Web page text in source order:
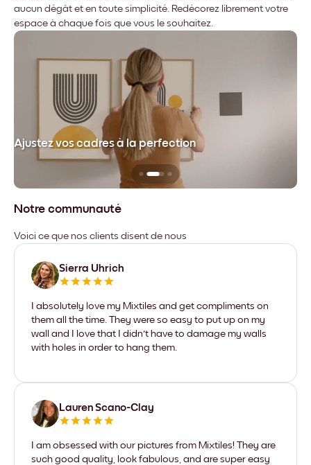
aucun dégât et en toute simplicité. Redécorez librement votre
espace à chaque fois que vous le souhaitez.
Ajustez vos cadres à la perfection
Notre communauté
Voici ce que nos clients disent de nous
Sierra Uhrich
I absolutely love my Mixtiles and get compliments on
them all the time. They were so easy to put up on my
wall and I love that I didn't have to damage my walls
with holes in order to hang them.
Lauren Scano-Clay
I am obsessed with our pictures from Mixtiles! They are
such good quality, look fabulous, and are super easy